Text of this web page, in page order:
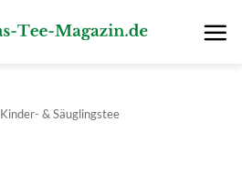
Kinder- & Säuglingstee